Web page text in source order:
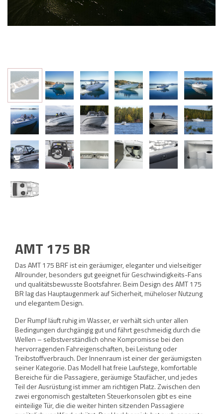
AMT 175 BR
Das AMT 175 BRF ist ein geräumiger, eleganter und vielseitiger
Allrounder, besonders gut geeignet für Geschwindigkeits-Fans
und qualitätsbewusste Bootsfahrer. Beim Design des AMT 175
BR lag das Hauptaugenmerk auf Sicherheit, müheloser Nutzung
und elegantem Design.
Der Rumpf läuft ruhig im Wasser, er verhält sich unter allen
Bedingungen durchgängig gut und fährt geschmeidig durch die
Wellen – selbstverständlich ohne Kompromisse bei den
hervorragenden Fahreigenschaften, bei Leistung oder
Treibstoffverbrauch. Der Innenraum ist einer der geräumigsten
seiner Kategorie. Das Modell hat freie Laufstege, komfortable
Bereiche für die Passagiere, geräumige Staufächer, und jedes
Teil der Ausrüstung ist immer am richtigen Platz. Zwischen den
zwei ergonomisch gestalteten Steuerkonsolen gibt es eine
einteilige Tür, die die weiter hinten sitzenden Passagiere